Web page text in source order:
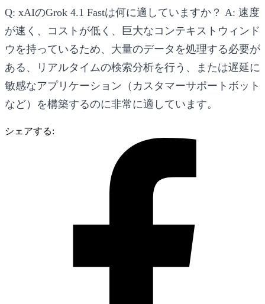
Q: xAIのGrok 4.1 Fastは何に適していますか？ A: 速度
が速く、コストが低く、巨大なコンテキストウィンド
ウを持っているため、大量のデータを処理する必要が
ある、リアルタイムの検索分析を行う、または遅延に
敏感なアプリケーション（カスタマーサポートボット
など）を構築するのに非常に適しています。
シェアする: